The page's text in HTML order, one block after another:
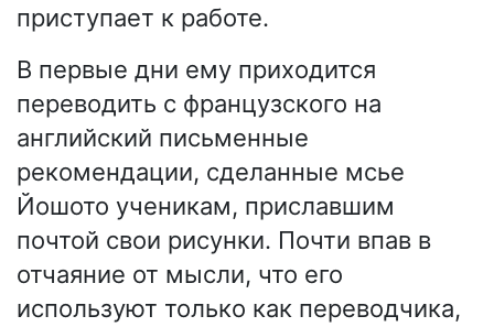
приступает к работе.
В первые дни ему приходится
переводить с французского на
английский письменные
рекомендации, сделанные мсье
Йошото ученикам, приславшим
почтой свои рисунки. Почти впав в
отчаяние от мысли, что его
используют только как переводчика,